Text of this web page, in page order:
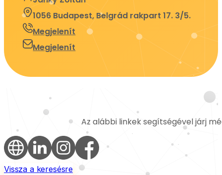
1056 Budapest, Belgrád rakpart 17. 3/5.
Megjelenít
Megjelenít
Az alábbi linkek segítségével járj
Vissza a keresésre